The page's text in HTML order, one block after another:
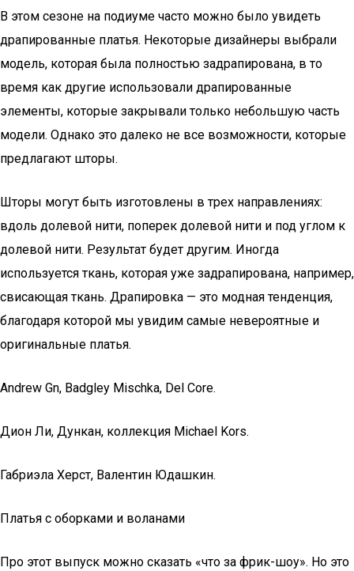
В этом сезоне на подиуме часто можно было увидеть
драпированные платья. Некоторые дизайнеры выбрали
модель, которая была полностью задрапирована, в то
время как другие использовали драпированные
элементы, которые закрывали только небольшую часть
модели. Однако это далеко не все возможности, которые
предлагают шторы.
Шторы могут быть изготовлены в трех направлениях:
вдоль долевой нити, поперек долевой нити и под углом к
долевой нити. Результат будет другим. Иногда
используется ткань, которая уже задрапирована, например,
свисающая ткань. Драпировка — это модная тенденция,
благодаря которой мы увидим самые невероятные и
оригинальные платья.
Andrew Gn, Badgley Mischka, Del Core.
Дион Ли, Дункан, коллекция Michael Kors.
Габриэла Херст, Валентин Юдашкин.
Платья с оборками и воланами
Про этот выпуск можно сказать «что за фрик-шоу». Но это